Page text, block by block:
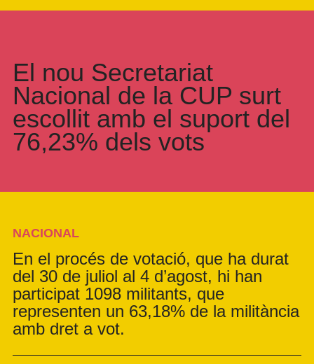
El nou Secretariat
Nacional de la CUP surt
escollit amb el suport del
76,23% dels vots
NACIONAL
En el procés de votació, que ha durat
del 30 de juliol al 4 d’agost, hi han
participat 1098 militants, que
representen un 63,18% de la militància
amb dret a vot.